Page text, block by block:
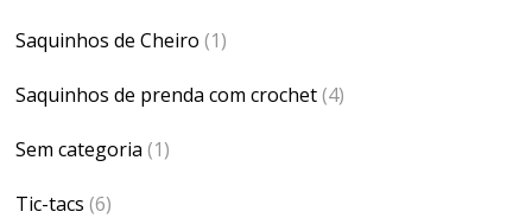
Saquinhos de Cheiro (1)
Saquinhos de prenda com crochet(4)
Sem categoria (1)
Tic-tacs (6)